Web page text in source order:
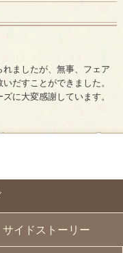
サイドストーリー
ましたが、無事、フェア
だすことができました。
に大変感謝しています。